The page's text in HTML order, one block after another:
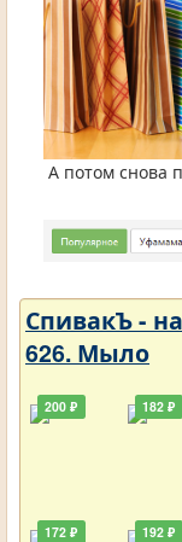
А потом снова
СпивакЪ -
626. Мыло
200 ₽
172 ₽
182 ₽
192 ₽